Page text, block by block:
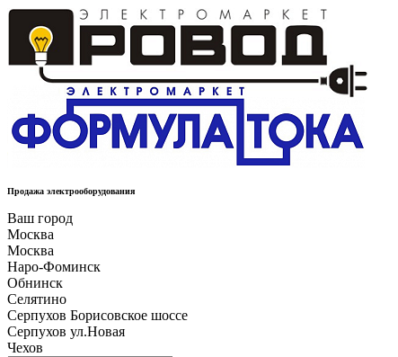
Продажа электрооборудования
Ваш город
Москва
Москва
Наро-Фоминск
Обнинск
Селятино
Серпухов Борисовское шоссе
Серпухов ул.Новая
Чехов